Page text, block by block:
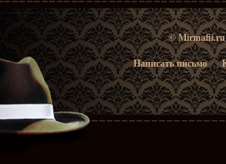
© Mirmafii.ru
Написать письмо